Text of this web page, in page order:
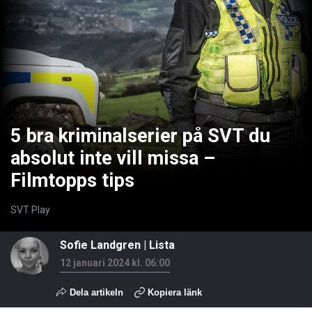
5 bra kriminalserier på SVT du
absolut inte vill missa –
Filmtopps tips
SVT Play
Sofie Landgren | Lista
12 januari 2024 kl. 06:00
Dela artikeln Kopiera länk